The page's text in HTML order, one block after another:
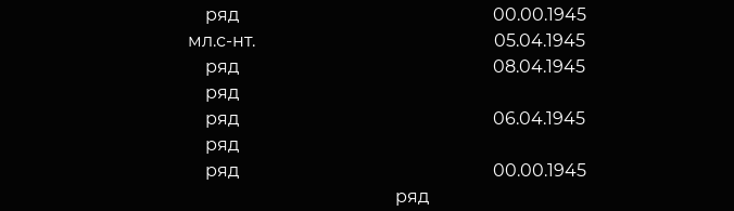
ряд
00.00.1945
мл.с-нт.
05.04.1945
ряд
08.04.1945
ряд
ряд
06.04.1945
ряд
ряд
00.00.1945
ряд